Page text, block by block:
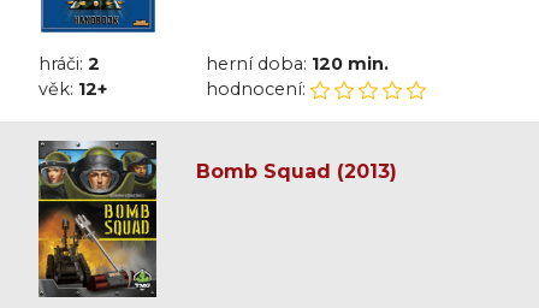
hráči: 2 herní doba: 120 min.
věk: 12+ hodnocení:
Bomb Squad (2013)